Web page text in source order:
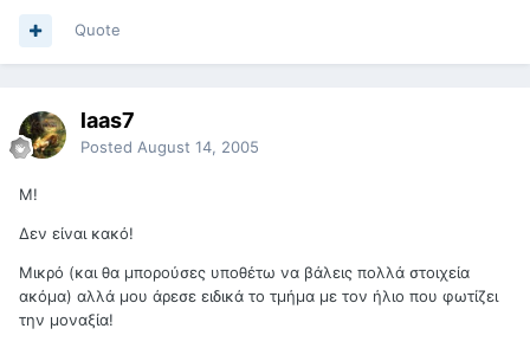
Quote
laas7
Posted August 14, 2005
Μ!
Δεν είναι κακό!
Μικρό (και θα μπορούσες υποθέτω να βάλεις πολλά στοιχεία
ακόμα) αλλά μου άρεσε ειδικά το τμήμα με τον ήλιο που φωτίζει
την μοναξία!